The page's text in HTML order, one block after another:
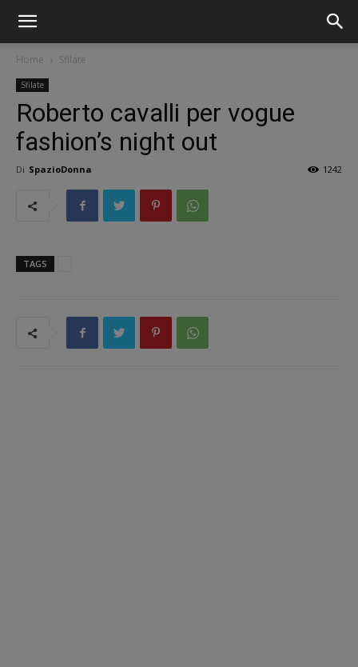
Home Sfilate
Sfilate
Roberto cavalli per vogue
fashion’s night out
Di SpazioDonna 1242
TAGS